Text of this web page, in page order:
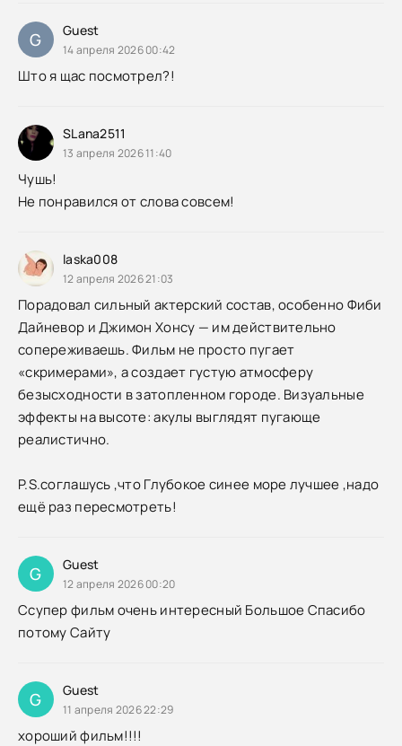
G Guest
14 апреля 2026 00:42
Што я щас посмотрел?!
SLana2511
13 апреля 2026 11:40
Чушь!
Не понравился от слова совсем!
laska008
12 апреля 2026 21:03
Порадовал сильный актерский состав, особенно Фиби
Дайневор и Джимон Хонсу — им действительно
сопереживаешь. Фильм не просто пугает
«скримерами», а создает густую атмосферу
безысходности в затопленном городе. Визуальные
эффекты на высоте: акулы выглядят пугающе
реалистично.
P.S.соглашусь ,что Глубокое синее море лучшее ,надо
ещё раз пересмотреть!
G Guest
12 апреля 2026 00:20
Ссупер фильм очень интересный Большое Спасибо
потому Сайту
G Guest
11 апреля 2026 22:29
хороший фильм!!!!